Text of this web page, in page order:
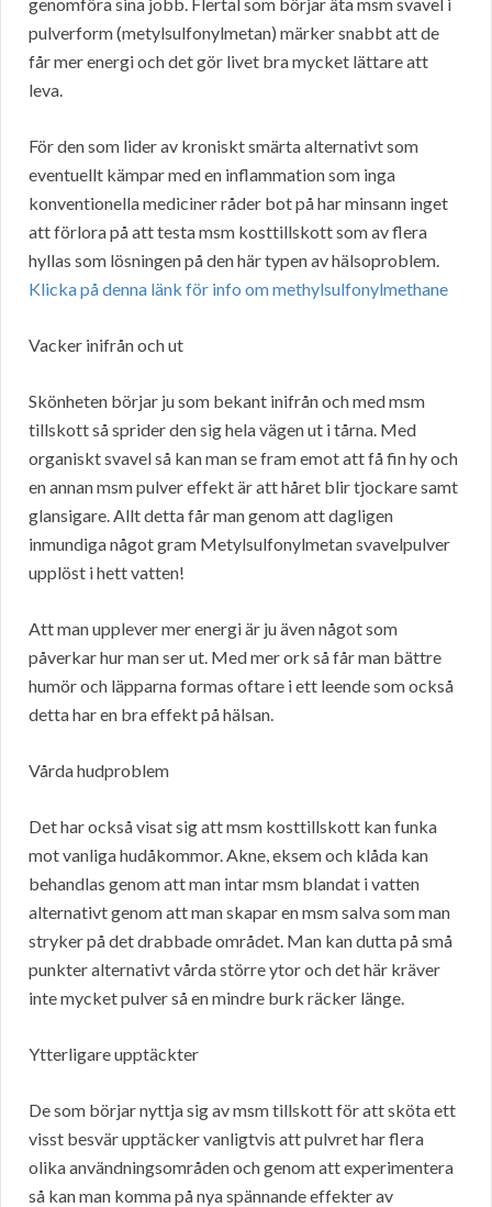
pulverform (metylsulfonylmetan) märker snabbt att de
får mer energi och det gör livet bra mycket lättare att
leva.
För den som lider av kroniskt smärta alternativt som
eventuellt kämpar med en inflammation som inga
konventionella mediciner råder bot på har minsann inget
att förlora på att testa msm kosttillskott som av flera
hyllas som lösningen på den här typen av hälsoproblem.
Klicka på denna länk för info om methylsulfonylmethane
Vacker inifrån och ut
Skönheten börjar ju som bekant inifrån och med msm
tillskott så sprider den sig hela vägen ut i tårna. Med
organiskt svavel så kan man se fram emot att få fin hy och
en annan msm pulver effekt är att håret blir tjockare samt
glansigare. Allt detta får man genom att dagligen
inmundiga något gram Metylsulfonylmetan svavelpulver
upplöst i hett vatten!
Att man upplever mer energi är ju även något som
påverkar hur man ser ut. Med mer ork så får man bättre
humör och läpparna formas oftare i ett leende som också
detta har en bra effekt på hälsan.
Vårda hudproblem
Det har också visat sig att msm kosttillskott kan funka
mot vanliga hudåkommor. Akne, eksem och klåda kan
behandlas genom att man intar msm blandat i vatten
alternativt genom att man skapar en msm salva som man
stryker på det drabbade området. Man kan dutta på små
punkter alternativt vårda större ytor och det här kräver
inte mycket pulver så en mindre burk räcker länge.
Ytterligare upptäckter
De som börjar nyttja sig av msm tillskott för att sköta ett
visst besvär upptäcker vanligtvis att pulvret har flera
olika användningsområden och genom att experimentera
så kan man komma på nya spännande effekter av